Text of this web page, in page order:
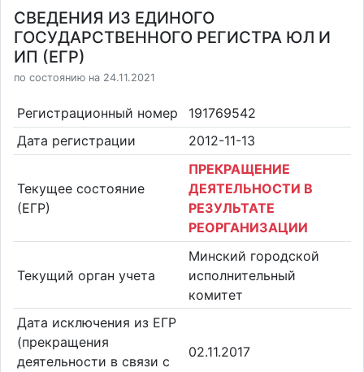
СВЕДЕНИЯ ИЗ ЕДИНОГО
ГОСУДАРСТВЕННОГО РЕГИСТРА ЮЛ И
ИП (ЕГР)
по состоянию на 24.11.2021
Регистрационный номер
191769542
Дата регистрации
2012-11-13
Текущее состояние
(ЕГР)
ПРЕКРАЩЕНИЕ
ДЕЯТЕЛЬНОСТИ В
РЕЗУЛЬТАТЕ
РЕОРГАНИЗАЦИИ
Текущий орган учета
Минский городской
исполнительный
комитет
Дата исключения из ЕГР
(прекращения
деятельности в связи с
02.11.2017